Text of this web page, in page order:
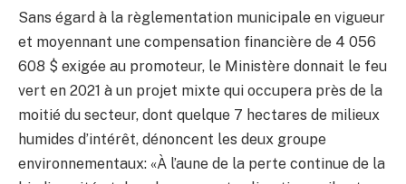
Sans égard à la règlementation municipale en vigueur
et moyennant une compensation financière de 4 056
608 $ exigée au promoteur, le Ministère donnait le feu
vert en 2021 à un projet mixte qui occupera près de la
moitié du secteur, dont quelque 7 hectares de milieux
humides d’intérêt, dénoncent les deux groupe
environnementaux: «À l’aune de la perte continue de la